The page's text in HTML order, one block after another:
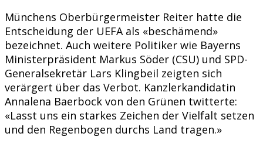
Münchens Oberbürgermeister Reiter hatte die
Entscheidung der UEFA als «beschämend»
bezeichnet. Auch weitere Politiker wie Bayerns
Ministerpräsident Markus Söder (CSU) und SPD-
Generalsekretär Lars Klingbeil zeigten sich
verärgert über das Verbot. Kanzlerkandidatin
Annalena Baerbock von den Grünen twitterte:
«Lasst uns ein starkes Zeichen der Vielfalt setzen
und den Regenbogen durchs Land tragen.»